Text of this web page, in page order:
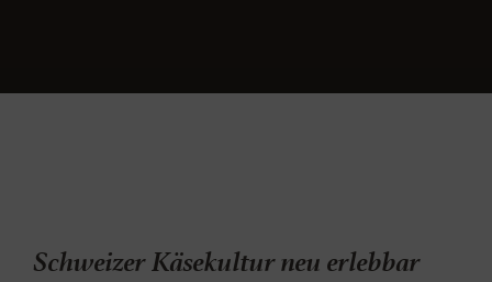
Schweizer Käsekultur neu erlebbar